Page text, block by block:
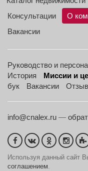
Консультации
О
Вакансии
Руководство и
История
Миссии и
бук
Вакансии
info@cnalex.ru —
Используя данный сайт
соглашением.